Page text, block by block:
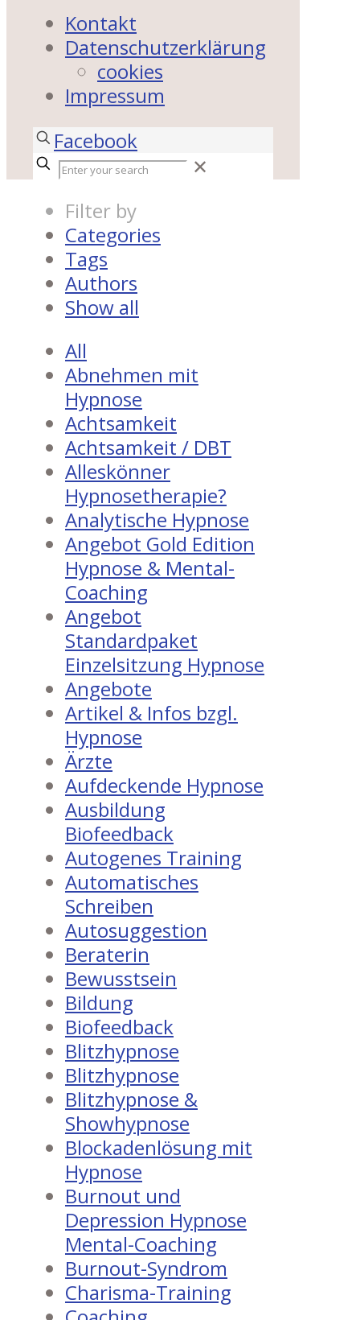
Kontakt
Datenschutzerklärung
cookies
Impressum
Facebook
✕
Filter by
Categories
Tags
Authors
Show all
All
Abnehmen mit
Hypnose
Achtsamkeit
Achtsamkeit / DBT
Alleskönner
Hypnosetherapie?
Analytische Hypnose
Angebot Gold Edition
Hypnose & Mental-
Coaching
Angebot
Standardpaket
Einzelsitzung Hypnose
Angebote
Artikel & Infos bzgl.
Hypnose
Ärzte
Aufdeckende Hypnose
Ausbildung
Biofeedback
Autogenes Training
Automatisches
Schreiben
Autosuggestion
Beraterin
Bewusstsein
Bildung
Biofeedback
Blitzhypnose
Blitzhypnose
Blitzhypnose &
Showhypnose
Blockadenlösung mit
Hypnose
Burnout und
Depression Hypnose
Mental-Coaching
Burnout-Syndrom
Charisma-Training